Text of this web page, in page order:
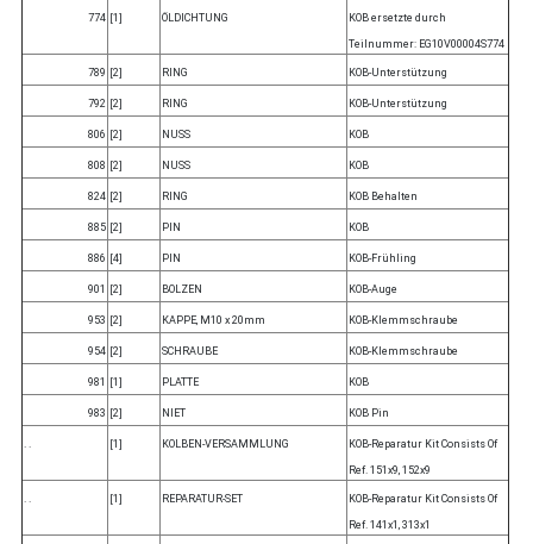
774 [1] ÖLDICHTUNG KOB ersetzte durch
Teilnummer: EG10V00004S774
789 [2] RING KOB-Unterstützung
792 [2] RING KOB-Unterstützung
806 [2] NUSS KOB
808 [2] NUSS KOB
824 [2] RING KOB Behalten
885 [2] PIN KOB
886 [4] PIN KOB-Frühling
901 [2] BOLZEN KOB-Auge
953 [2] KAPPE, M10 x 20mm KOB-Klemmschraube
954 [2] SCHRAUBE KOB-Klemmschraube
981 [1] PLATTE KOB
983 [2] NIET KOB Pin
[1] KOLBEN-VERSAMMLUNG KOB-Reparatur Kit Consists Of
Ref. 151x9, 152x9
[1] REPARATUR-SET KOB-Reparatur Kit Consists Of
Ref. 141x1, 313x1